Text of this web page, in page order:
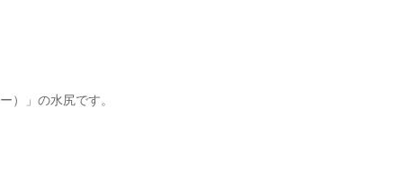
）」の水尻です。